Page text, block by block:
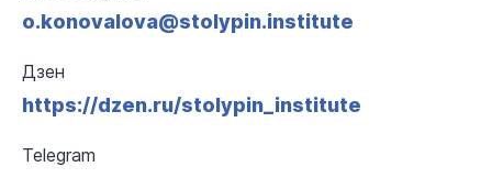
o.konovalova@stolypin.institute
Дзен
https://dzen.ru/stolypin_institute
Telegram